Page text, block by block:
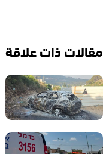
مقالات ذات علاقة